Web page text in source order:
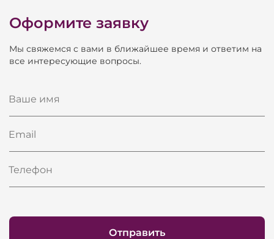
Оформите заявку
Мы свяжемся с вами в ближайшее время и ответим на
все интересующие вопросы.
Ваше имя
Email
Телефон
Отправить